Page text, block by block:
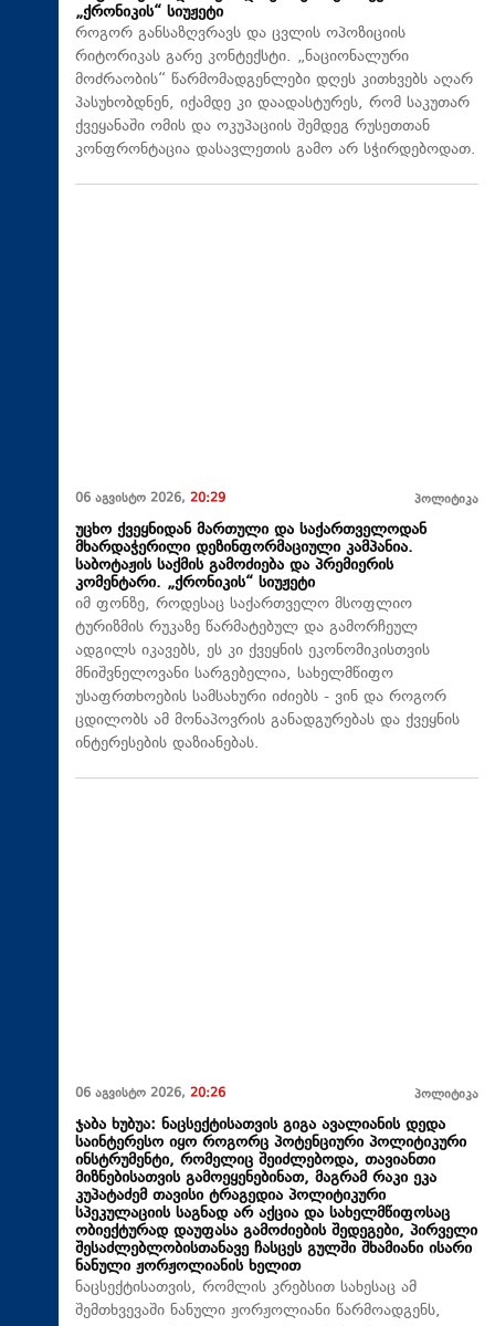
„ქრონიკის“ სიუჟეტი
როგორ განსაზღვრავს და ცვლის ოპოზიციის
რიტორიკას გარე კონტექსტი. „ნაციონალური
მოძრაობის“ წარმომადგენლები დღეს კითხვებს აღარ
პასუხობდნენ, იქამდე კი დაადასტურეს, რომ საკუთარ
ქვეყანაში ომის და ოკუპაციის შემდეგ რუსეთთან
კონფრონტაცია დასავლეთის გამო არ სჭირდებოდათ.
06 აგვისტო 2026, 20:29 პოლიტიკა
უცხო ქვეყნიდან მართული და საქართველოდან
მხარდაჭერილი დეზინფორმაციული კამპანია.
საბოტაჟის საქმის გამოძიება და პრემიერის
კომენტარი. „ქრონიკის“ სიუჟეტი
იმ ფონზე, როდესაც საქართველო მსოფლიო
ტურიზმის რუკაზე წარმატებულ და გამორჩეულ
ადგილს იკავებს, ეს კი ქვეყნის ეკონომიკისთვის
მნიშვნელოვანი სარგებელია, სახელმწიფო
უსაფრთხოების სამსახური იძიებს - ვინ და როგორ
ცდილობს ამ მონაპოვრის განადგურებას და ქვეყნის
ინტერესების დაზიანებას.
06 აგვისტო 2026, 20:26 პოლიტიკა
ჯაბა ხუბუა: ნაცსექტისათვის გიგა ავალიანის დედა
საინტერესო იყო როგორც პოტენციური პოლიტიკური
ინსტრუმენტი, რომელიც შეიძლებოდა, თავიანთი
მიზნებისათვის გამოეყენებინათ, მაგრამ რაკი ეკა
კუპატაძემ თავისი ტრაგედია პოლიტიკური
სპეკულაციის საგნად არ აქცია და სახელმწიფოსაც
ობიექტურად დაუფასა გამოძიების შედეგები, პირველი
შესაძლებლობისთანავე ჩასცეს გულში შხამიანი ისარი
ნანული ჟორჟოლიანის ხელით
ნაცსექტისათვის, რომლის კრებსით სახესაც ამ
შემთხვევაში ნანული ჟორჟოლიანი წარმოადგენს,